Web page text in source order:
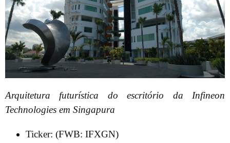
Arquitetura futurística do escritório da Infineon
Technologies em Singapura
Ticker: (FWB: IFXGN)